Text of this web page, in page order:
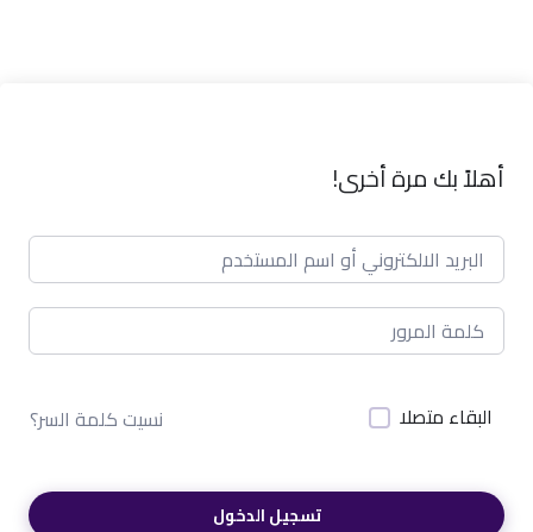
أهلاً بك مرة أخرى!
البقاء متصلا نسيت كلمة السر؟
تسجيل الدخول